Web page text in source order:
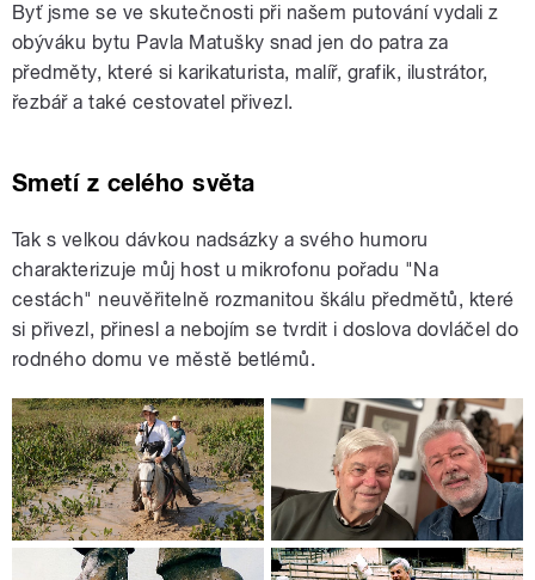
Byť jsme se ve skutečnosti při našem putování vydali z
obýváku bytu Pavla Matušky snad jen do patra za
předměty, které si karikaturista, malíř, grafik, ilustrátor,
řezbář a také cestovatel přivezl.
Smetí z celého světa
Tak s velkou dávkou nadsázky a svého humoru
charakterizuje můj host u mikrofonu pořadu "Na
cestách" neuvěřitelně rozmanitou škálu předmětů, které
si přivezl, přinesl a nebojím se tvrdit i doslova dovláčel do
rodného domu ve městě betlémů.